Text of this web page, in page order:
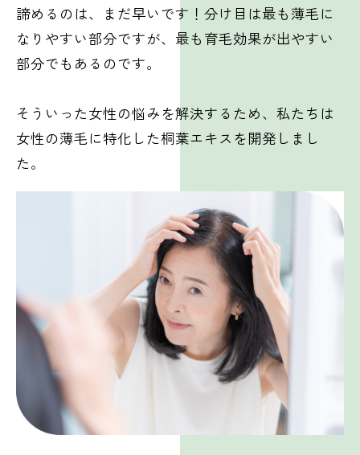
諦めるのは、まだ早いです！分け目は最も薄毛に
なりやすい部分ですが、最も育毛効果が出やすい
部分でもあるのです。
そういった女性の悩みを解決するため、私たちは
女性の薄毛に特化した桐葉エキスを開発しまし
た。